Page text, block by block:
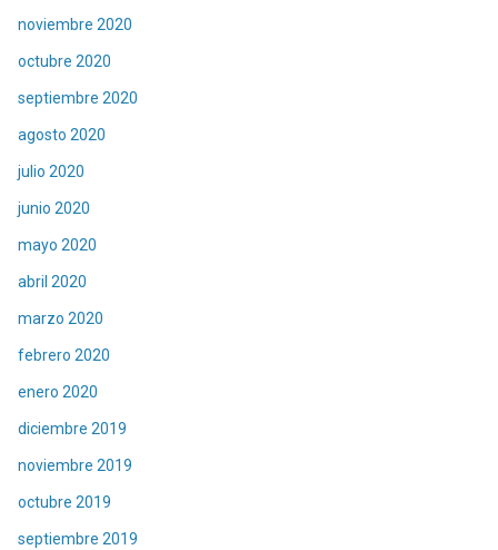
noviembre 2020
octubre 2020
septiembre 2020
agosto 2020
julio 2020
junio 2020
mayo 2020
abril 2020
marzo 2020
febrero 2020
enero 2020
diciembre 2019
noviembre 2019
octubre 2019
septiembre 2019